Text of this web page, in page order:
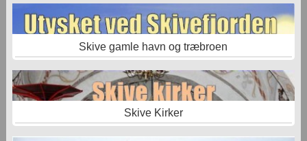
Skive gamle havn og træbroen
Skive Kirker